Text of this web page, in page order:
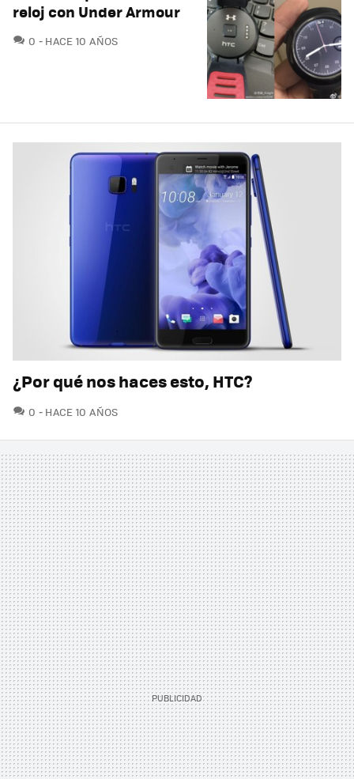
reloj con Under Armour
0 COMENTARIOS
HACE 10 AÑOS
¿Por qué nos haces esto, HTC?
0 COMENTARIOS
HACE 10 AÑOS